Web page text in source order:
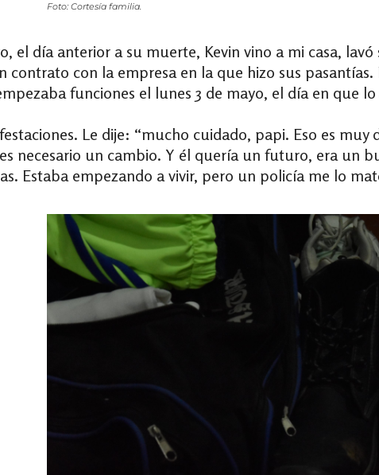
Foto: Cortesía familia.
el día anterior a su muerte, Kevin vino a mi casa,
contrato con la empresa en la que hizo sus
funciones el lunes 3 de mayo, el día en que lo
Le dije: “mucho cuidado, papi. Eso es muy
necesario un cambio. Y él quería un futuro, era un
Estaba empezando a vivir, pero un policía me lo